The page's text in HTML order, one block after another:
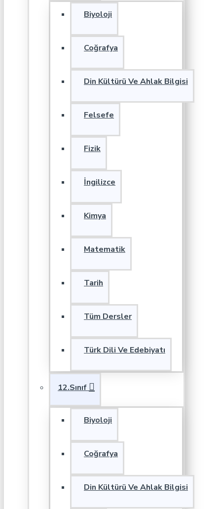
Biyoloji
Coğrafya
Din Kültürü Ve Ahlak Bilgisi
Felsefe
Fizik
İngilizce
Kimya
Matematik
Tarih
Tüm Dersler
Türk Dili Ve Edebiyatı
12.Sınıf
Biyoloji
Coğrafya
Din Kültürü Ve Ahlak Bilgisi